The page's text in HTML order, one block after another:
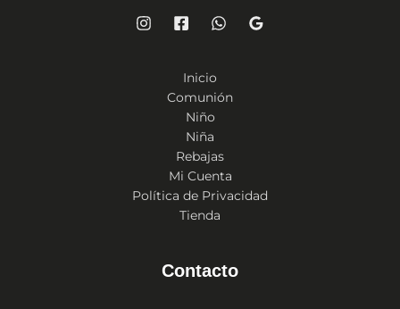
Inicio
Comunión
Niño
Niña
Rebajas
Mi Cuenta
Política de Privacidad
Tienda
Contacto